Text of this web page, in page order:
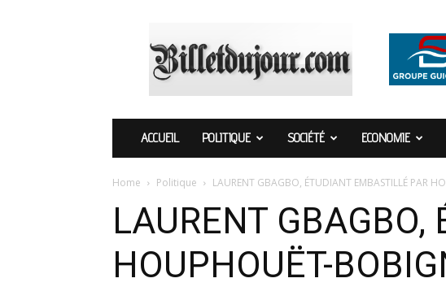
ACCUEIL POLITIQUE SOCIÉTÉ ECONOMIE
Home Politique LAURENT GBAGBO, ÉTUDIANT EMBASTILLÉ PAR
LAURENT
HOUPHOUËT-